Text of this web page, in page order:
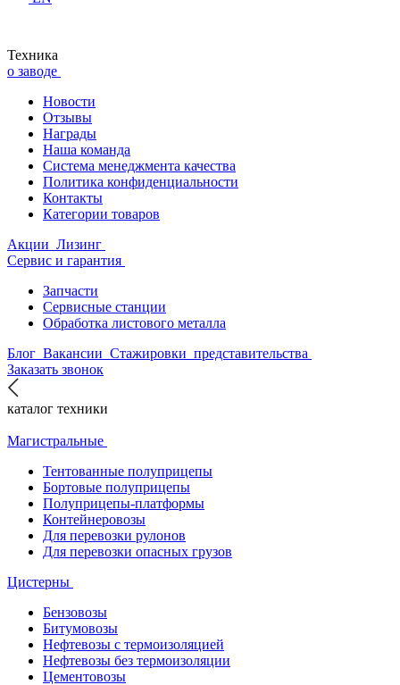
Техника
о заводе
Новости
Отзывы
Награды
Наша команда
Система менеджмента качества
Политика конфиденциальности
Контакты
Категории товаров
Акции Лизинг
Сервис и гарантия
Запчасти
Сервисные станции
Обработка листового металла
Блог Вакансии Стажировки представительства
Заказать звонок
каталог техники
Магистральные
Тентованные полуприцепы
Бортовые полуприцепы
Полуприцепы-платформы
Контейнеровозы
Для перевозки рулонов
Для перевозки опасных грузов
Цистерны
Бензовозы
Битумовозы
Нефтевозы с термоизоляцией
Нефтевозы без термоизоляции
Цементовозы